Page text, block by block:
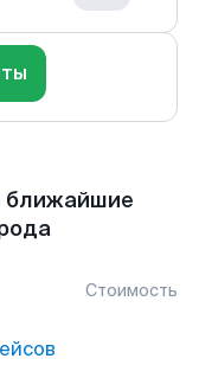
ближайшие
Стоимость